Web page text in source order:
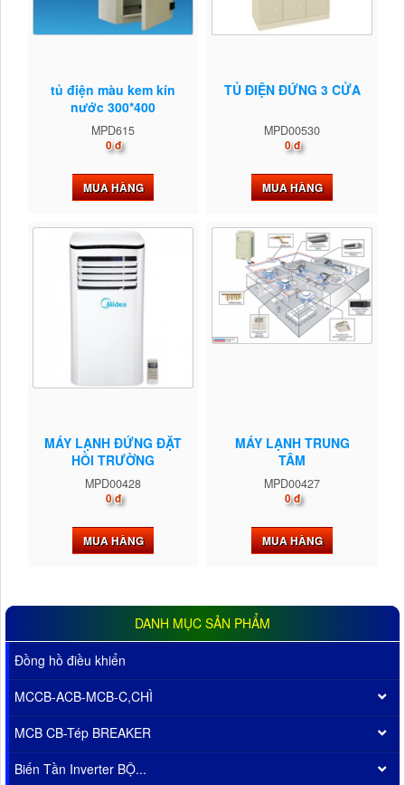
tủ điện màu kem kín
nước 300*400
MPD615
0 đ
MUA HÀNG
TỦ ĐIỆN ĐỨNG 3 CỬA
MPD00530
0 đ
MUA HÀNG
MÁY LẠNH ĐỨNG ĐẶT
HỒI TRƯỜNG
MPD00428
0 đ
MUA HÀNG
MÁY LẠNH TRUNG
TÂM
MPD00427
0 đ
MUA HÀNG
DANH MỤC SẢN PHẨM
Đồng hồ điều khiển
MCCB-ACB-MCB-C,CHÌ
MCB CB-Tép BREAKER
Biến Tần Inverter BỘ...